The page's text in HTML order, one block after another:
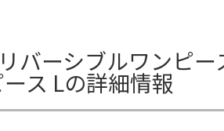
バーシブルワンピ
ス Lの詳細情報